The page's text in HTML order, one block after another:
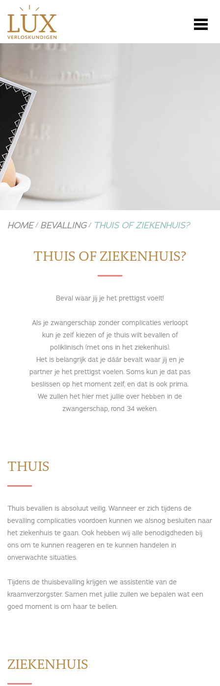
HOME / BEVALLING / THUIS OF ZIEKENHUIS?
THUIS OF ZIEKENHUIS?
Beval waar jij je het prettigst voelt!
Als je zwangerschap zonder complicaties verloopt
kun je zelf kiezen of je thuis wilt bevallen of
poliklinisch (met ons in het ziekenhuis).
Het is belangrijk dat je dáár bevalt waar jij en je
partner je het prettigst voelen. Soms kun je dat pas
beslissen op het moment zelf, en dat is ook prima.
We zullen het hier met jullie over hebben in de
zwangerschap, rond 34 weken.
THUIS
Thuis bevallen is absoluut veilig. Wanneer er zich tijdens de
bevalling complicaties voordoen kunnen we alsnog besluiten naar
het ziekenhuis te gaan. Ook hebben wij alle benodigdheden bij
ons om te kunnen reageren en te kunnen handelen in
onverwachte situaties.
Tijdens de thuisbevalling krijgen we assistentie van de
kraamverzorgster. Samen met jullie zullen we bepalen wat een
goed moment is om haar te bellen.
ZIEKENHUIS